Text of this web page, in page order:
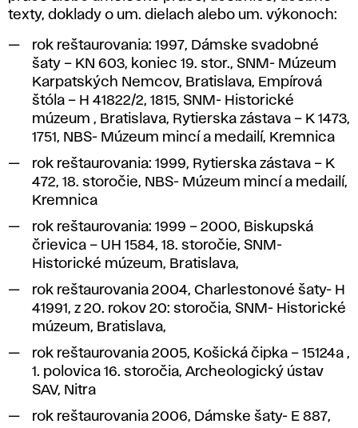
texty, doklady o um. dielach alebo um. výkonoch:
rok reštaurovania: 1997, Dámske svadobné
šaty – KN 603, koniec 19. stor., SNM- Múzeum
Karpatských Nemcov, Bratislava, Empírová
štóla – H 41822/2, 1815, SNM- Historické
múzeum , Bratislava, Rytierska zástava – K 1473,
1751, NBS- Múzeum mincí a medailí, Kremnica
rok reštaurovania: 1999, Rytierska zástava – K
472, 18. storočie, NBS- Múzeum mincí a medailí,
Kremnica
rok reštaurovania: 1999 – 2000, Biskupská
črievica – UH 1584, 18. storočie, SNM-
Historické múzeum, Bratislava,
rok reštaurovania 2004, Charlestonové šaty- H
41991, z 20. rokov 20: storočia, SNM- Historické
múzeum, Bratislava,
rok reštaurovania 2005, Košická čipka – 15124a ,
1. polovica 16. storočia, Archeologický ústav
SAV, Nitra
rok reštaurovania 2006, Dámske šaty- E 887,